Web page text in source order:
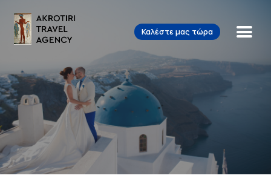
Καλέστε μας τώρα
Akrotiri Travel Agency
Beautiful Tours for Lovely People
Αρχική
Δραστηριότητες
Σχετικά με εμάς
Επικοινωνία